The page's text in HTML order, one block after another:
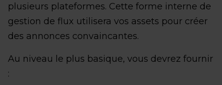
plusieurs plateformes. Cette forme interne de
gestion de flux utilisera vos assets pour créer
des annonces convaincantes.
Au niveau le plus basique, vous devrez fournir
: